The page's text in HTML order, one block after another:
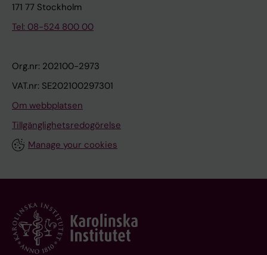
171 77 Stockholm
Tel: 08-524 800 00
Org.nr: 202100-2973
VAT.nr: SE202100297301
Om webbplatsen
Tillgänglighetsredogörelse
Manage your cookies